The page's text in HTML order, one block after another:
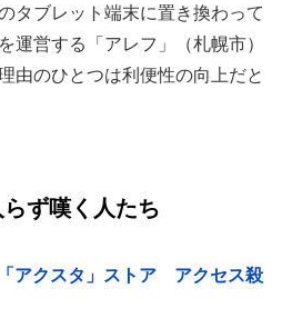
タブレット端末に置き換わって
運営する「アレフ」（札幌市）
由のひとつは利便性の向上だと
ず嘆く人たち
アクスタ」ストア アクセス殺